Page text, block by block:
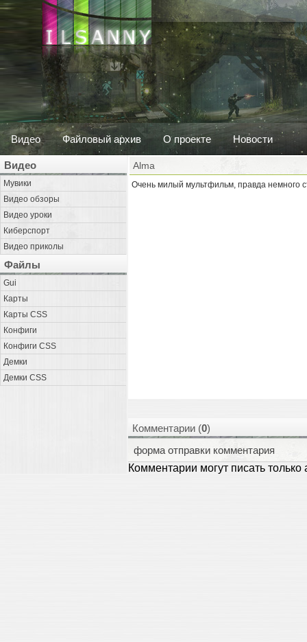
Видео Файловый архив О проекте Новости
Видео
Мувики
Видео обзоры
Видео уроки
Киберспорт
Видео приколы
Файлы
Gui
Карты
Карты CSS
Конфиги
Конфиги CSS
Демки
Демки CSS
Alma
Очень милый мультфильм, правда немного
Комментарии (0)
форма отправки комментария
Комментарии могут писать